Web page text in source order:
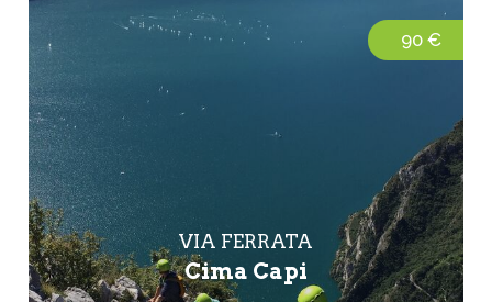
90 €
VIA FERRATA
Cima Capi